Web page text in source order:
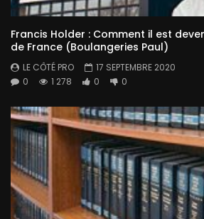
Francis Holder : Comment il est
de France (Boulangeries Paul)
LE CÔTÉ PRO
17 SEPTEMBRE 2020
0
1 278 0 0